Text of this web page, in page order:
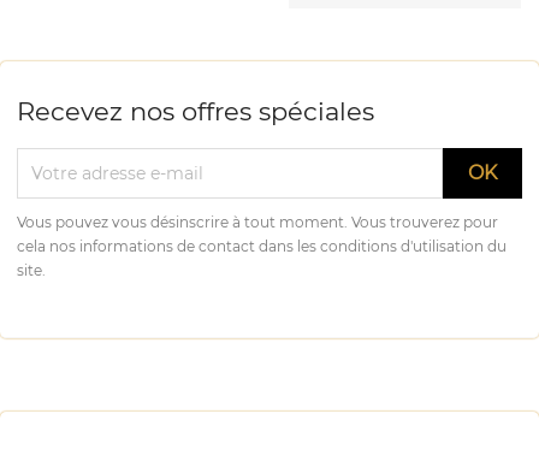
Recevez nos offres spéciales
Vous pouvez vous désinscrire à tout moment. Vous trouverez pour
cela nos informations de contact dans les conditions d'utilisation du
site.